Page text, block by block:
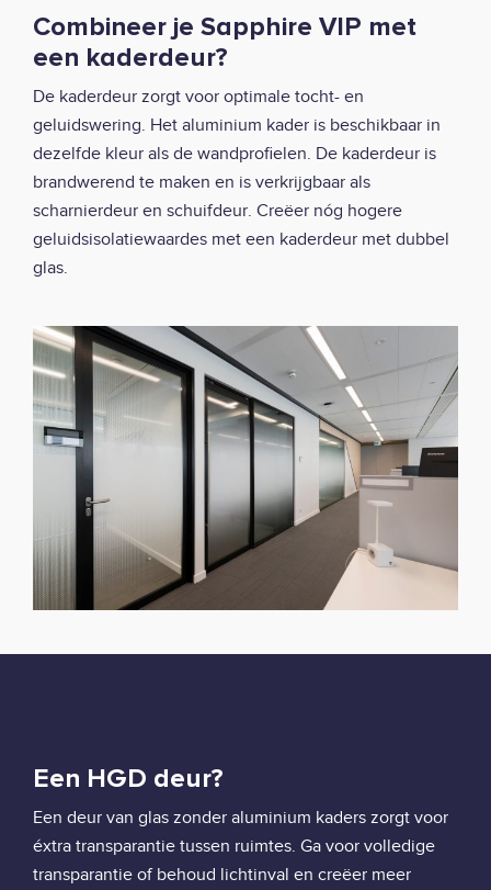
Combineer je Sapphire VIP met
een kaderdeur?
De kaderdeur zorgt voor optimale tocht- en
geluidswering. Het aluminium kader is beschikbaar in
dezelfde kleur als de wandprofielen. De kaderdeur is
brandwerend te maken en is verkrijgbaar als
scharnierdeur en schuifdeur. Creëer nóg hogere
geluidsisolatiewaardes met een kaderdeur met dubbel
glas.
Een HGD deur?
Een deur van glas zonder aluminium kaders zorgt voor
éxtra transparantie tussen ruimtes. Ga voor volledige
transparantie of behoud lichtinval en creëer meer